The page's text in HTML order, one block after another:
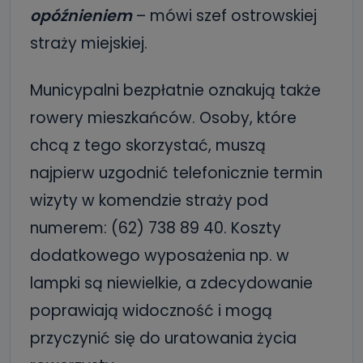
opóźnieniem– mówi szef ostrowskiej
straży miejskiej.
Municypalni bezpłatnie oznakują także
rowery mieszkańców. Osoby, które
chcą z tego skorzystać, muszą
najpierw uzgodnić telefonicznie termin
wizyty w komendzie straży pod
numerem: (62) 738 89 40. Koszty
dodatkowego wyposażenia np. w
lampki są niewielkie, a zdecydowanie
poprawiają widoczność i mogą
przyczynić się do uratowania życia